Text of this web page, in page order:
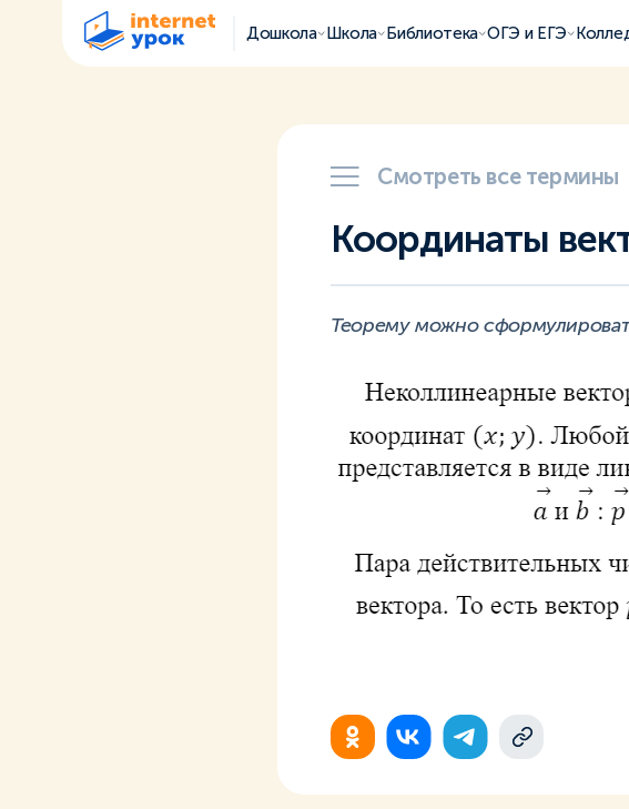
Дошкола Школа Библиотека ОГЭ и ЕГЭ
Смотреть все термины
Координаты
Теорему можно